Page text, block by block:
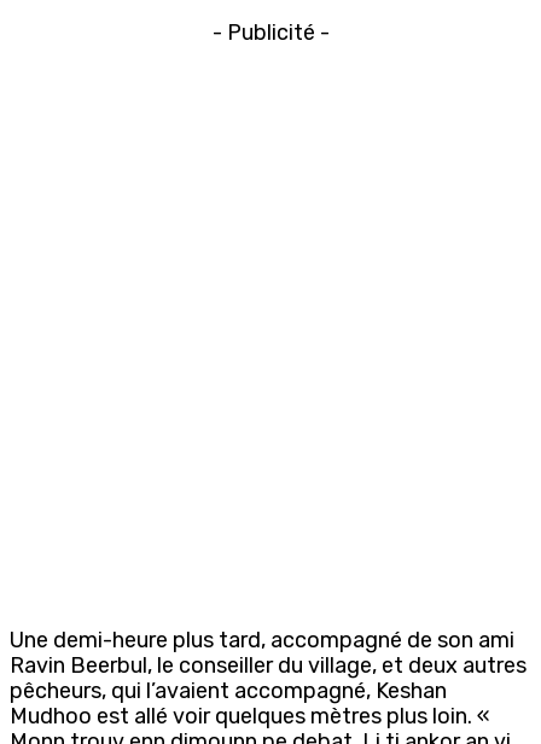
- Publicité -
Une demi-heure plus tard, accompagné de son ami
Ravin Beerbul, le conseiller du village, et deux autres
pêcheurs, qui l’avaient accompagné, Keshan
Mudhoo est allé voir quelques mètres plus loin. «